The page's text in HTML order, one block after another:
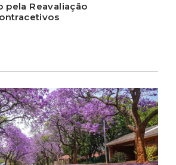
pela Reavaliação